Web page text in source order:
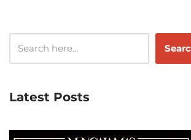
Latest Posts